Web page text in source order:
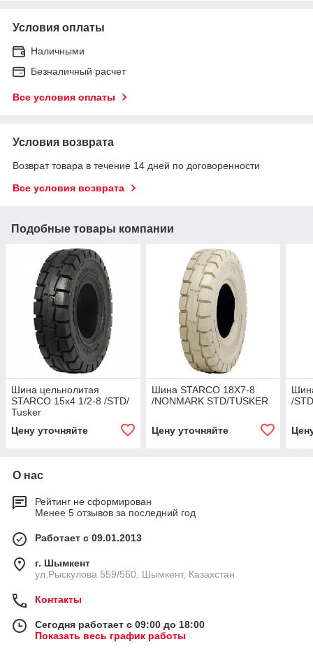
Условия оплаты
Наличными
Безналичный расчет
Все условия оплаты
Условия возврата
Возврат товара в течение 14 дней по договоренности
Все условия возврата
Подобные товары компании
Шина цельнолитая
STARCO 15x4 1/2-8 /STD/
Tusker
Цену уточняйте
Шина STARCO 18X7-8
/NONMARK STD/TUSKER
Цену уточняйте
/
О нас
Рейтинг не сформирован
Менее 5 отзывов за последний год
Работает с 09.01.2013
г. Шымкент
ул.Рыскулова 559/560, Шымкент, Казахстан
Контакты
Сегодня работает с 09:00 до 18:00
Показать весь график работы